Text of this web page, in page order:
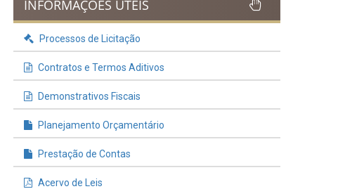
INFORMAÇÕES ÚTEIS
Processos de Licitação
Contratos e Termos Aditivos
Demonstrativos Fiscais
Planejamento Orçamentário
Prestação de Contas
Acervo de Leis